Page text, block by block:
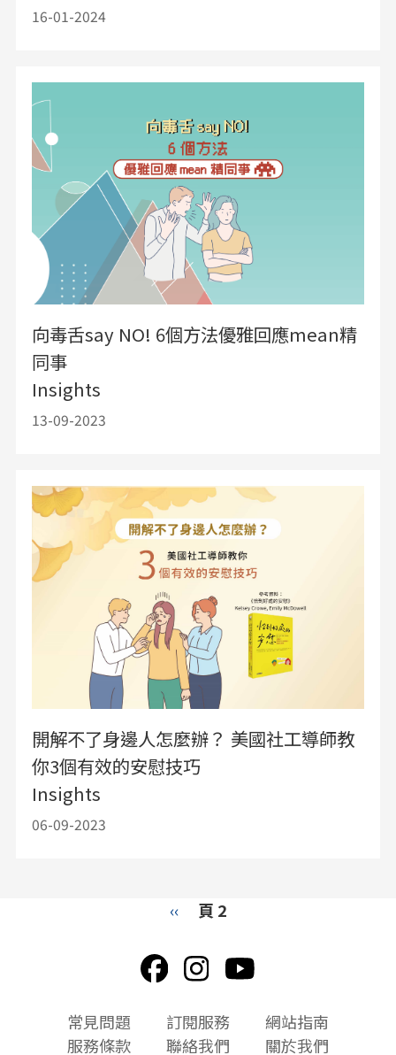
16-01-2024
向毒舌say NO! 6個方法優雅回應mean精
同事
Insights
13-09-2023
開解不了身邊人怎麼辦？ 美國社工導師教
你3個有效的安慰技巧
Insights
06-09-2023
Previous
‹‹ 頁 2
常見問題 訂閱服務
網站指南
服務條款
聯絡我們 關於我們